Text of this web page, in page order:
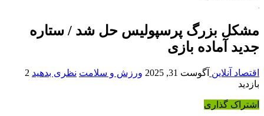
مشکل بزرگ پرسپولیس حل شد / ستاره
جدید آماده بازی
اقتصاد آنلاین آگوست 31, 2025 ورزش و سلامت نظری بدهید 2
بازدید
اشتراک گذاری